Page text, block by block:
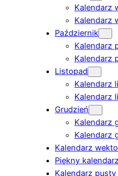
Kalendarz
Kalendarz
Październik
Kalendarz
Kalendarz
Listopad
Kalendarz
Kalendarz
Grudzień
Kalendarz
Kalendarz
Kalendarz
Piękny kalendarz
Kalendarz pusty